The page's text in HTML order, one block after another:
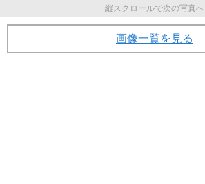
縦スクロールで次の写真へ
画像一覧を見る